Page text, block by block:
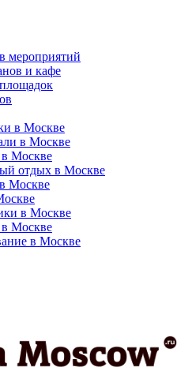
мероприятий
и кафе
в Москве
в Москве
в Москве
отдых в Москве
Москве
в Москве
в Москве
в Москве